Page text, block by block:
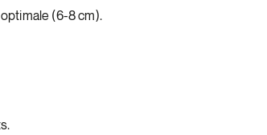
(6-8 cm).